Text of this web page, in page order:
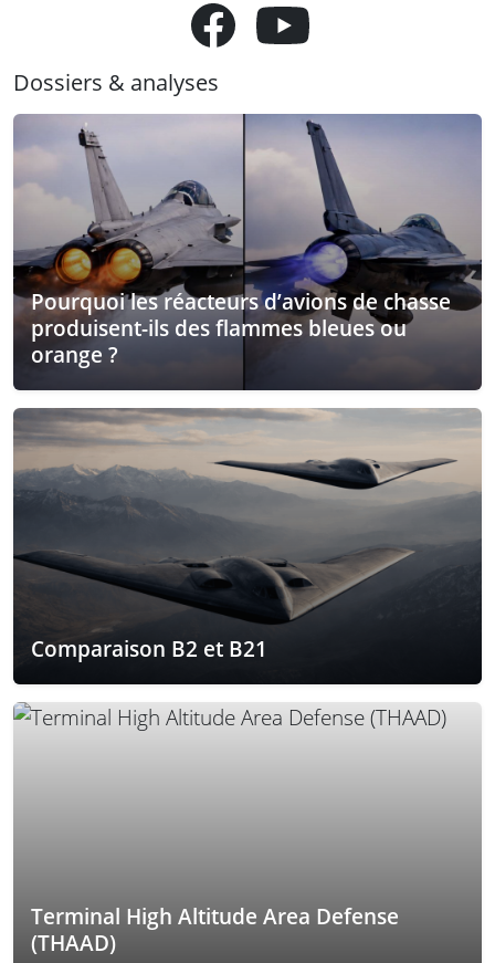
Dossiers & analyses
Pourquoi les réacteurs d’avions de chasse
produisent-ils des flammes bleues ou
orange ?
Comparaison B2 et B21
Terminal High Altitude Area Defense
(THAAD)